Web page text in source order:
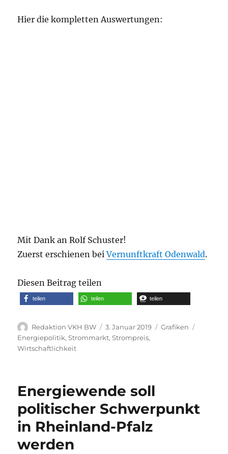
Hier die kompletten Auswertungen:
Mit Dank an Rolf Schuster!
Zuerst erschienen beiVernunftkraft Odenwald.
Diesen Beitrag teilen
teilen teilen teilen
Autor
Redaktion VKH BW
Veröffentlicht
am
3. Januar 2019 Kategorien
Grafiken
Energiepolitik,Strommarkt,Strompreis,
Wirtschaftlichkeit
Energiewende soll
politischer Schwerpunkt
in Rheinland-Pfalz
werden